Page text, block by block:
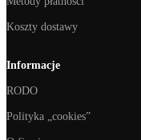
Koszty dostawy
Informacje
RODO
Polityka „cookies”